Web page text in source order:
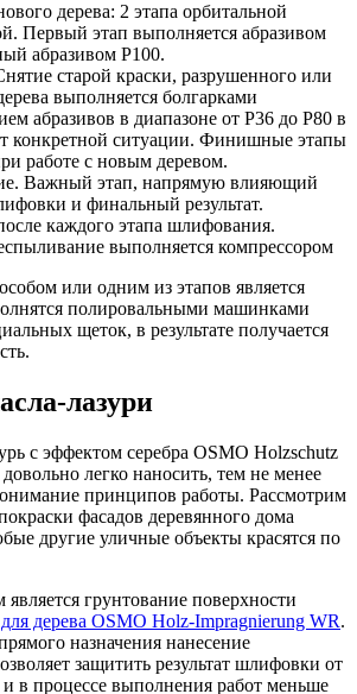
дерева: 2 этапа орбитальной
Первый этап выполняется абразивом
абразивом P100.
старой краски, разрушенного или
выполняется болгарками
абразивов в диапазоне от P36 до P80 в
конкретной ситуации. Финишные этапы
работе с новым деревом.
Важный этап, напрямую влияющий
и финальный результат.
каждого этапа шлифования.
выполняется компрессором
или одним из этапов является
полировальными машинками
щеток, в результате получается
лазури
с эффектом серебра OSMO Holzschutz
легко наносить, тем не менее
принципов работы. Рассмотрим
фасадов деревянного дома
другие уличные объекты красятся по
грунтование поверхности
дерева OSMO Holz-Impragnierung WR.
назначения нанесение
защитить результат шлифовки от
в процессе выполнения работ меньше